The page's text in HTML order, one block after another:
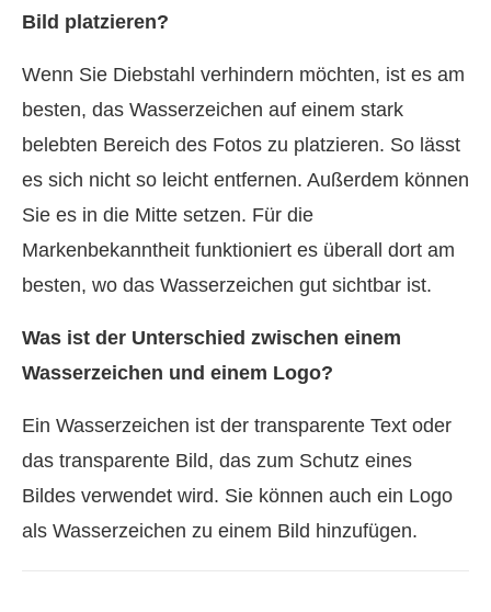
Bild platzieren?
Wenn Sie Diebstahl verhindern möchten, ist es am
besten, das Wasserzeichen auf einem stark
belebten Bereich des Fotos zu platzieren. So lässt
es sich nicht so leicht entfernen. Außerdem können
Sie es in die Mitte setzen. Für die
Markenbekanntheit funktioniert es überall dort am
besten, wo das Wasserzeichen gut sichtbar ist.
Was ist der Unterschied zwischen einem
Wasserzeichen und einem Logo?
Ein Wasserzeichen ist der transparente Text oder
das transparente Bild, das zum Schutz eines
Bildes verwendet wird. Sie können auch ein Logo
als Wasserzeichen zu einem Bild hinzufügen.